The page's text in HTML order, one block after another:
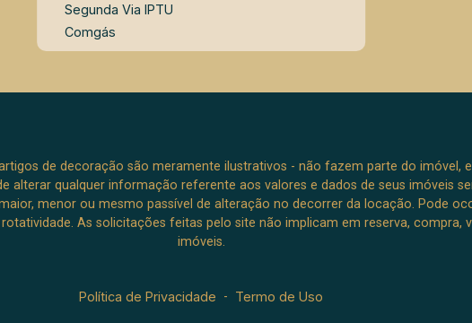
Segunda Via IPTU
Comgás
de decoração são meramente ilustrativos - não fazem parte do imóvel,
alterar qualquer informação referente aos valores e dados de seus imóveis
menor ou mesmo passível de alteração no decorrer da locação. Pode
As solicitações feitas pelo site não implicam em reserva, compra,
imóveis.
Política de Privacidade - Termo de Uso